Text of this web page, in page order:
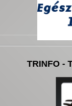
TRINFO -